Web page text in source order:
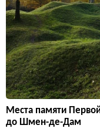
Места памяти
до Шмен-де-Дам